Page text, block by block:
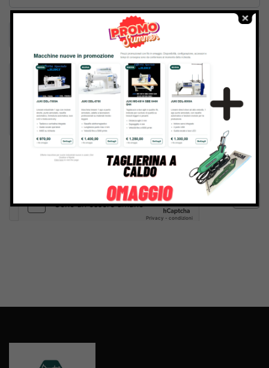
Inviando il messaggio confermo di aver letto e accettato
Termini e condizioni
del sito web